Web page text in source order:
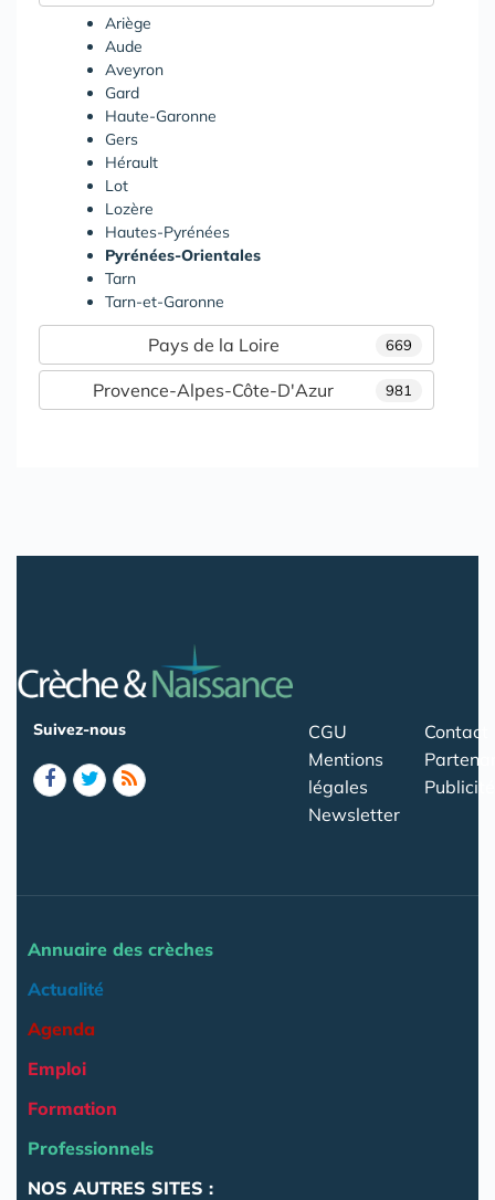
Ariège
Aude
Aveyron
Gard
Haute-Garonne
Gers
Hérault
Lot
Lozère
Hautes-Pyrénées
Pyrénées-Orientales
Tarn
Tarn-et-Garonne
669
Pays de la Loire
981
Provence-Alpes-Côte-D'Azur
Suivez-nous
CGU
Mentions
légales
Newsletter
Contact
Publicité
Annuaire des crèches
Actualité
Agenda
Emploi
Formation
Professionnels
NOS AUTRES SITES :